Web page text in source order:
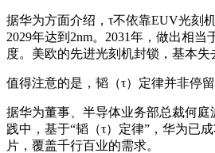
据华为方面介绍，τ不依靠EUV光刻
2029年达到2nm。2031年，做出相
度。美欧的先进光刻机封锁，基本失
值得注意的是，韬（τ）定律并非停留
据华为董事、半导体业务部总裁何
践中，基于“韬（τ）定律”，华为已
片，覆盖千行百业的需求。